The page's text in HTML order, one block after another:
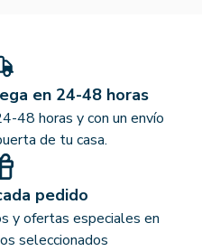
en 24-48 horas
48 horas y con un envío
de tu casa.
pedido
y ofertas especiales en
seleccionados